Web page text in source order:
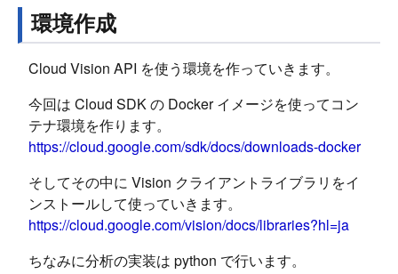
環境作成
Cloud Vision API を使う環境を作っていきます。
今回は Cloud SDK の Docker イメージを使ってコン
テナ環境を作ります。
https://cloud.google.com/sdk/docs/downloads-docker
そしてその中に Vision クライアントライブラリをイ
ンストールして使っていきます。
https://cloud.google.com/vision/docs/libraries?hl=ja
ちなみに分析の実装は python で行います。